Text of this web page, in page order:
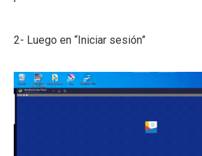
2- Luego en “Iniciar sesión”